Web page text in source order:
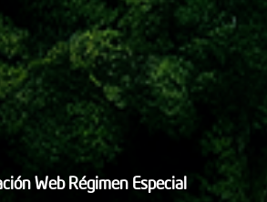
Web Régimen Especial